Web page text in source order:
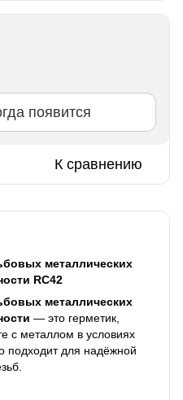
появится
К сравнению
металлических
RC42
металлических
— это герметик,
с металлом в условиях
подходит для надёжной